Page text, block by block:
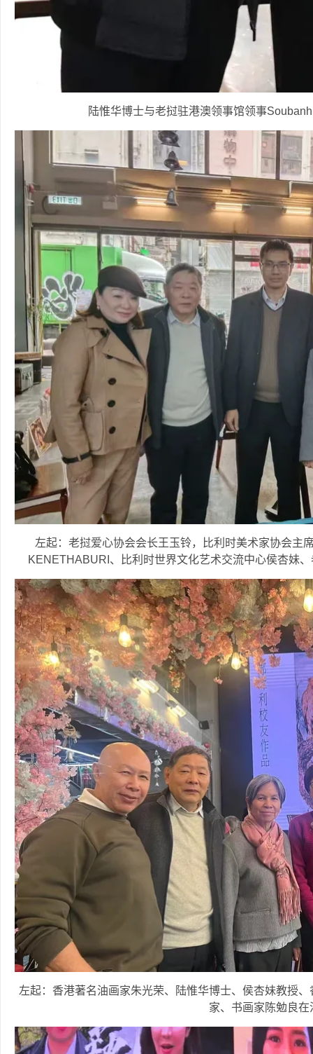
陆惟华博士与老挝驻港澳领事馆领事
左起：老挝爱心协会会长王玉铃，比利时美术家协会主
KENETHABURI、比利时世界文化艺术交流中心侯杏妹
左起：香港著名油画家朱光荣、陆惟华博士、侯杏妹教授
家、书画家陈勉良在